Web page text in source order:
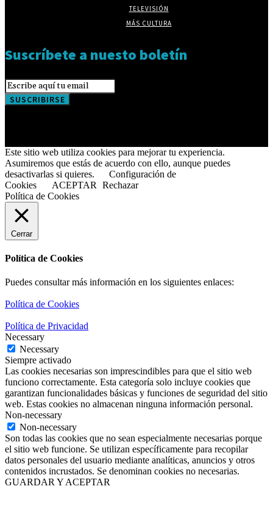
TELEVISIÓN
MÁS CULTURA
Suscríbete a nuesto boletín
SUSCRIBIRSE
Este sitio web utiliza cookies para mejorar tu experiencia.
Asumiremos que estás de acuerdo con ello, aunque puedes
desactivarlas si quieres.
Configuración de
Cookies
ACEPTAR
Rechazar
Política de Cookies
Cerrar
Política de Cookies
Puedes consultar más información en los siguientes enlaces:
Política de Cookies
Política de Privacidad
Necessary
Necessary
Siempre activado
Las cookies necesarias son imprescindibles para que el sitio web
funciono correctamente. Esta categoría solo incluye cookies que
garantizan funcionalidades básicas y funciones de seguridad del sitio
web. Estas cookies no almacenan ninguna información personal.
Non-necessary
Non-necessary
Son todas las cookies que no sean especialmente necesarias porque
el sitio web funcione. Se utilizan específicamente para recopilar
datos personales del usuario mediante analíticas, anuncios y otros
contenidos incrustados. Se denominan cookies no necesarias.
GUARDAR Y ACEPTAR